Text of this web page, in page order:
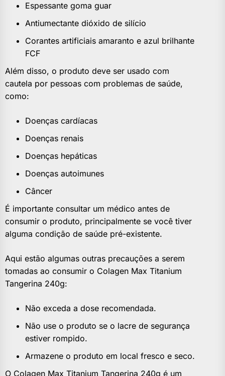
Espessante goma guar
Antiumectante dióxido de silício
Corantes artificiais amaranto e azul brilhante
FCF
Além disso, o produto deve ser usado com
cautela por pessoas com problemas de saúde,
como:
Doenças cardíacas
Doenças renais
Doenças hepáticas
Doenças autoimunes
Câncer
É importante consultar um médico antes de
consumir o produto, principalmente se você tiver
alguma condição de saúde pré-existente.
Aqui estão algumas outras precauções a serem
tomadas ao consumir o Colagen Max Titanium
Tangerina 240g:
Não exceda a dose recomendada.
Não use o produto se o lacre de segurança
estiver rompido.
Armazene o produto em local fresco e seco.
O Colagen Max Titanium Tangerina 240g é um